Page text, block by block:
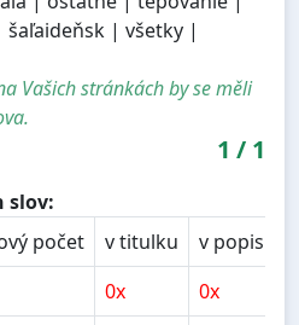
| všetky |
Vašich stránkách by se měli
1 / 1
slov:
počet
v titulku v popisu
0x 0x